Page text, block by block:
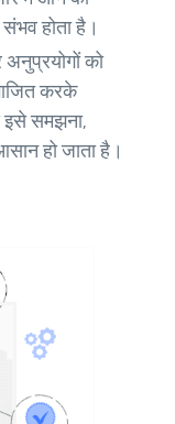
होता है।
अनुप्रयोगों को
करके
इसे समझना,
हो जाता है।